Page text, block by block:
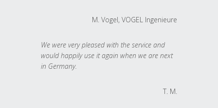
M. Vogel, VOGEL Ingenieure
We were very pleased with the service and
would happily use it again when we are next
in Germany.
T. M.